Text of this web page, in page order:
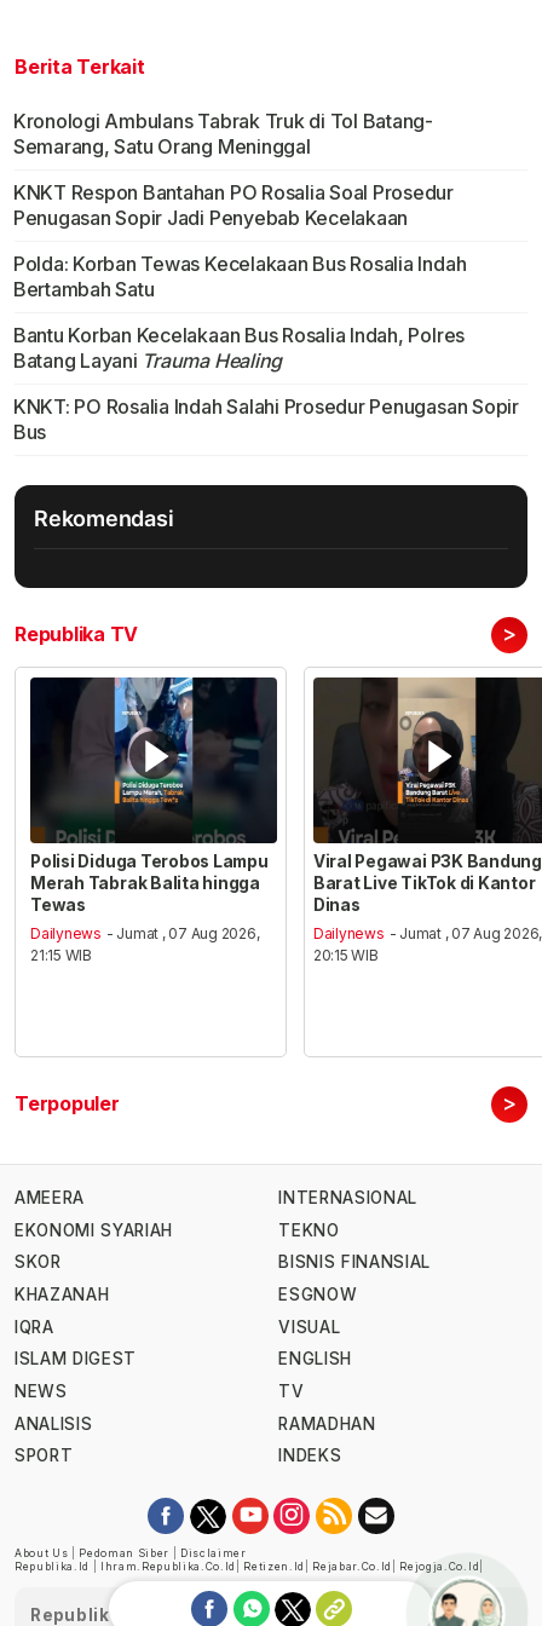
Berita Terkait
Kronologi Ambulans Tabrak Truk di Tol Batang-
Semarang, Satu Orang Meninggal
KNKT Respon Bantahan PO Rosalia Soal Prosedur
Penugasan Sopir Jadi Penyebab Kecelakaan
Polda: Korban Tewas Kecelakaan Bus Rosalia Indah
Bertambah Satu
Bantu Korban Kecelakaan Bus Rosalia Indah, Polres
Batang Layani Trauma Healing
KNKT: PO Rosalia Indah Salahi Prosedur Penugasan Sopir
Bus
Rekomendasi
Republika TV >
Polisi Diduga Terobos Lampu
Merah Tabrak Balita hingga
Tewas
Dailynews - Jumat , 07 Aug 2026,
21:15 WIB
Viral Pegawai P3K Bandung
Barat Live TikTok di Kantor
Dinas
Dailynews - Jumat , 07 Aug 2026,
20:15 WIB
Terpopuler >
AMEERA
EKONOMI SYARIAH
SKOR
KHAZANAH
IQRA
ISLAM DIGEST
NEWS
ANALISIS
SPORT
INTERNASIONAL
TEKNO
BISNIS FINANSIAL
ESGNOW
VISUAL
ENGLISH
TV
RAMADHAN
INDEKS
About Us Pedoman Siber
Disclaimer
Republika.id
Ihram.republika.co.id Retizen.id Rejabar.co.id Rejogja.co.id
Republika telah diverifikasi oleh Dewan Pers